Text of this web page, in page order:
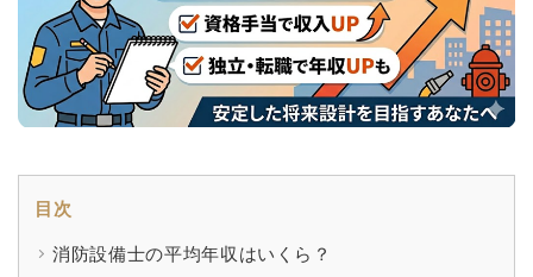
目次
消防設備士の平均年収はいくら？